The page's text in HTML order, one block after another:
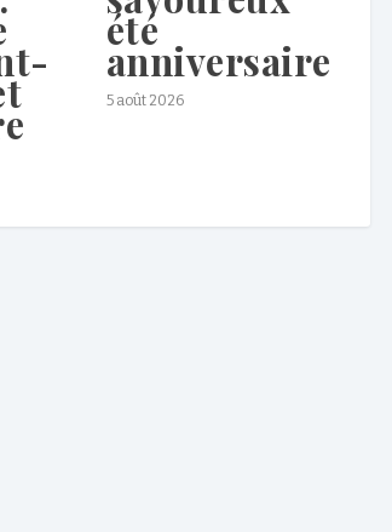
été
anniversaire
5 août 2026